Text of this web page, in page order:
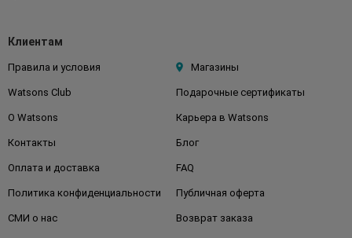
Клиентам
Правила и условия Магазины
Watsons Club Подарочные сертификаты
О Watsons Карьера в Watsons
Контакты Блог
Оплата и доставка FAQ
Политика конфиденциальности Публичная оферта
СМИ о нас Возврат заказа